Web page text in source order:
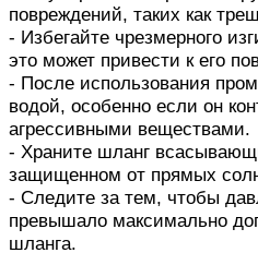
повреждений, таких как
- Избегайте чрезмерного
это может привести к его
- После использования
водой, особенно если он
агрессивными веществами.
- Храните шланг
защищенном от прямых
- Следите за тем, чтобы
превышало максимально
шланга.